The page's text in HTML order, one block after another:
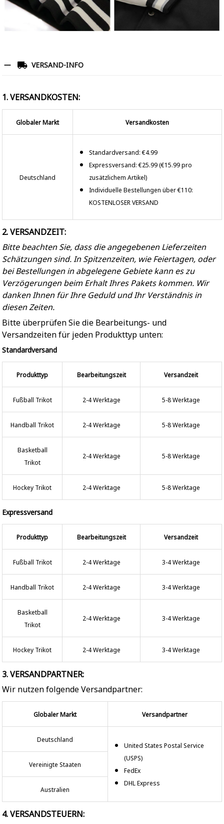
VERSAND-INFO
1. VERSANDKOSTEN:
Globaler Markt Versandkosten
Deutschland
Standardversand: €4.99
Expressversand: €25.99 (€15.99 pro
zusätzlichem Artikel)
Individuelle Bestellungen über €110:
KOSTENLOSER VERSAND
2. VERSANDZEIT:
Bitte beachten Sie, dass die angegebenen Lieferzeiten
Schätzungen sind. In Spitzenzeiten, wie Feiertagen, oder
bei Bestellungen in abgelegene Gebiete kann es zu
Verzögerungen beim Erhalt Ihres Pakets kommen. Wir
danken Ihnen für Ihre Geduld und Ihr Verständnis in
diesen Zeiten.
Bitte überprüfen Sie die Bearbeitungs- und
Versandzeiten für jeden Produkttyp unten:
Standardversand
Produkttyp Bearbeitungszeit Versandzeit
Fußball Trikot 2-4 Werktage 5-8 Werktage
Handball Trikot 2-4 Werktage 5-8 Werktage
Basketball
Trikot
2-4 Werktage 5-8 Werktage
Hockey Trikot 2-4 Werktage 5-8 Werktage
Expressversand
Produkttyp Bearbeitungszeit Versandzeit
Fußball Trikot 2-4 Werktage 3-4 Werktage
Handball Trikot 2-4 Werktage 3-4 Werktage
Basketball
Trikot
2-4 Werktage 3-4 Werktage
Hockey Trikot 2-4 Werktage 3-4 Werktage
3. VERSANDPARTNER:
Wir nutzen folgende Versandpartner:
Globaler Markt Versandpartner
Deutschland
United States Postal Service
(USPS)
FedEx
DHL Express
Vereinigte Staaten
Australien
4. VERSANDSTEUERN: